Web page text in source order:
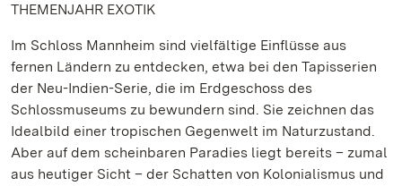
THEMENJAHR EXOTIK
Im Schloss Mannheim sind vielfältige Einflüsse aus
fernen Ländern zu entdecken, etwa bei den Tapisserien
der Neu-Indien-Serie, die im Erdgeschoss des
Schlossmuseums zu bewundern sind. Sie zeichnen das
Idealbild einer tropischen Gegenwelt im Naturzustand.
Aber auf dem scheinbaren Paradies liegt bereits – zumal
aus heutiger Sicht – der Schatten von Kolonialismus und